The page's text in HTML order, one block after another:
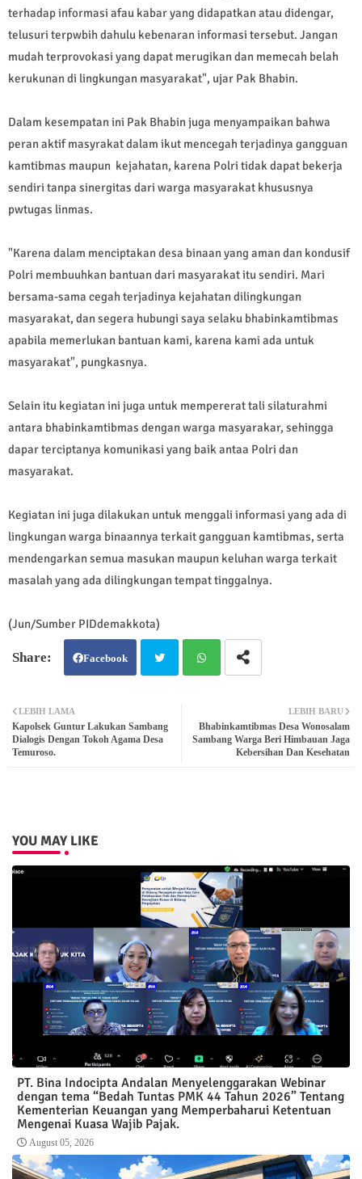
terhadap informasi afau kabar yang didapatkan atau didengar,
telusuri terpwbih dahulu kebenaran informasi tersebut. Jangan
mudah terprovokasi yang dapat merugikan dan memecah belah
kerukunan di lingkungan masyarakat", ujar Pak Bhabin.
Dalam kesempatan ini Pak Bhabin juga menyampaikan bahwa
peran aktif masyrakat dalam ikut mencegah terjadinya gangguan
kamtibmas maupun kejahatan, karena Polri tidak dapat bekerja
sendiri tanpa sinergitas dari warga masyarakat khususnya
pwtugas linmas.
"Karena dalam menciptakan desa binaan yang aman dan kondusif
Polri membuuhkan bantuan dari masyarakat itu sendiri. Mari
bersama-sama cegah terjadinya kejahatan dilingkungan
masyarakat, dan segera hubungi saya selaku bhabinkamtibmas
apabila memerlukan bantuan kami, karena kami ada untuk
masyarakat", pungkasnya.
Selain itu kegiatan ini juga untuk mempererat tali silaturahmi
antara bhabinkamtibmas dengan warga masyarakar, sehingga
dapar terciptanya komunikasi yang baik antaa Polri dan
masyarakat.
Kegiatan ini juga dilakukan untuk menggali informasi yang ada di
lingkungan warga binaannya terkait gangguan kamtibmas, serta
mendengarkan semua masukan maupun keluhan warga terkait
masalah yang ada dilingkungan tempat tinggalnya.
(Jun/Sumber PIDdemakkota)
Facebook
ter atsa
LEBIH BARU
Bhabinkamtibmas Desa Wonosalam
Sambang Warga Beri Himbauan Jaga
Kebersihan Dan Kesehatan
LEBIH LAMA
Kapolsek Guntur Lakukan Sambang
Dialogis Dengan Tokoh Agama Desa
Temuroso.
YOU MAY LIKE
PT. Bina Indocipta Andalan Menyelenggarakan Webinar
dengan tema “Bedah Tuntas PMK 44 Tahun 2026” Tentang
Kementerian Keuangan yang Memperbaharui Ketentuan
Mengenai Kuasa Wajib Pajak.
August 05, 2026